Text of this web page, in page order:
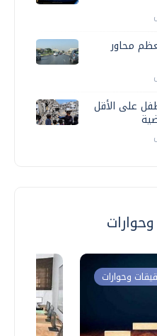
محاور
استشهاد 300 طفل على الأقل
وحوارات